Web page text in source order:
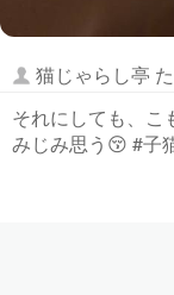
猫じゃらし亭
それにしても、こ
みじみ思う😚 #子